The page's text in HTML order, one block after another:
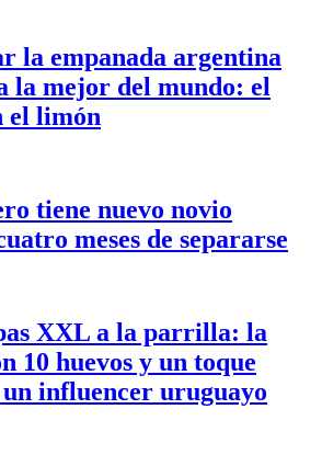
la empanada argentina
la mejor del mundo: el
el limón
tiene nuevo novio
meses de separarse
XXL a la parrilla: la
10 huevos y un toque
influencer uruguayo